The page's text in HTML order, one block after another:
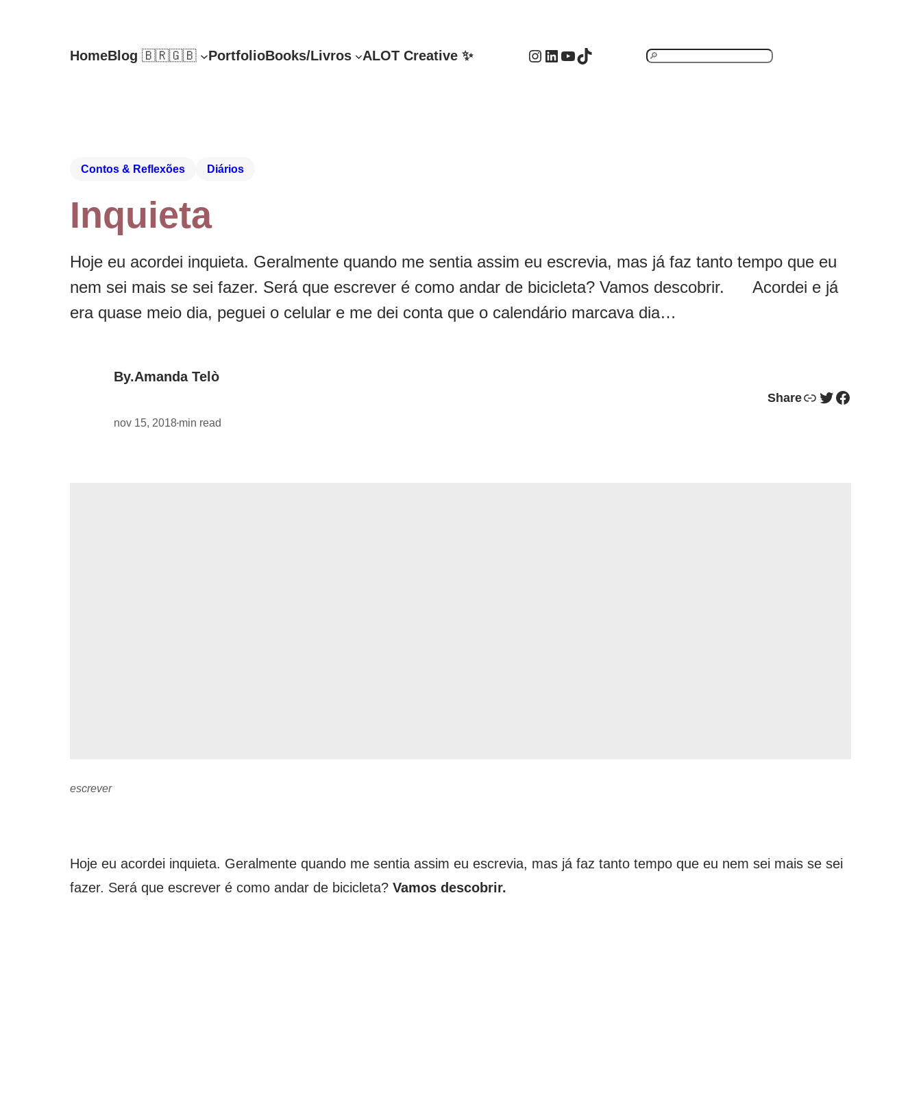
HomeBlog 🇧🇷🇬🇧 PortfolioBooks/Livros ALOT Creative ✨ Instagram LinkedIn Youtube TikTok
P
Contos & Reflexões Diários
Inquieta
Hoje eu acordei inquieta. Geralmente quando me sentia assim eu escrevia, mas já faz tanto tempo que eu
nem sei mais se sei fazer. Será que escrever é como andar de bicicleta? Vamos descobrir. Acordei e já
era quase meio dia, peguei o celular e me dei conta que o calendário marcava dia…
By.Amanda Telò
nov 15, 2018•min read
ShareLink Twitter Facebook
escrever
Hoje eu acordei inquieta. Geralmente quando me sentia assim eu escrevia, mas já faz tanto tempo que eu nem sei mais se sei
fazer. Será que escrever é como andar de bicicleta? Vamos descobrir.